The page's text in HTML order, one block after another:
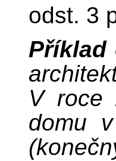
odst. 3
Příklad
V roce
domu